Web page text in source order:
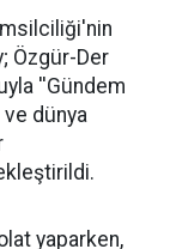
Özgür-Der
''Gündem
dünya
yaparken,